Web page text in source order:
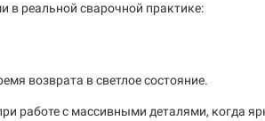
реальной сварочной практике:
возврата в светлое состояние.
работе с массивными деталями, когда